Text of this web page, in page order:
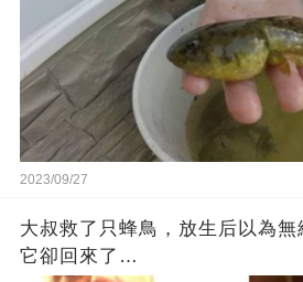
2023/09/27
大叔救了只蜂鳥，放生后以為
它卻回來了…